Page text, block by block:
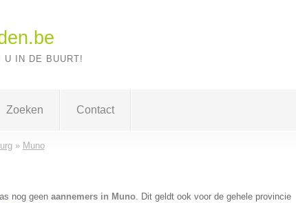
U IN DE BUURT!
Zoeken Contact
» Muno
nog geen aannemers in Muno. Dit geldt ook voor de gehele provincie